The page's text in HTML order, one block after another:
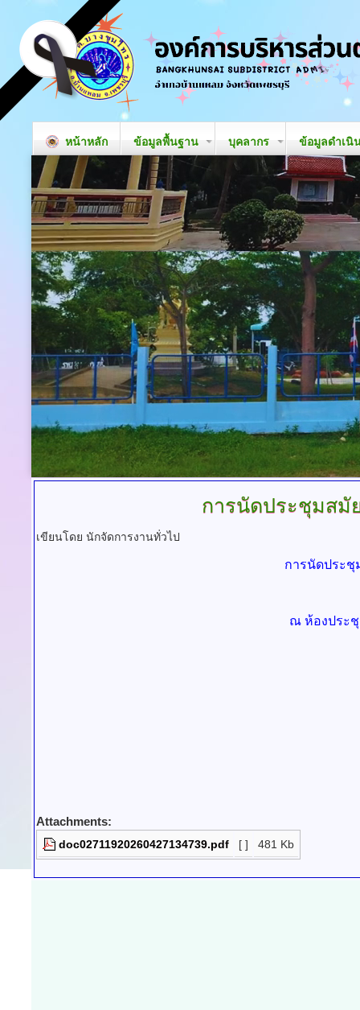
หน้าหลัก ข้อมูลพื้นฐาน บุคลากร ข้อมูลดำเนิ
การนัดประชุมสมั
เขียนโดย นักจัดการงานทั่วไป
การนัดประชุ
ณ ห้องประ
Attachments:
doc02711920260427134739.pdf [ ] 481 Kb